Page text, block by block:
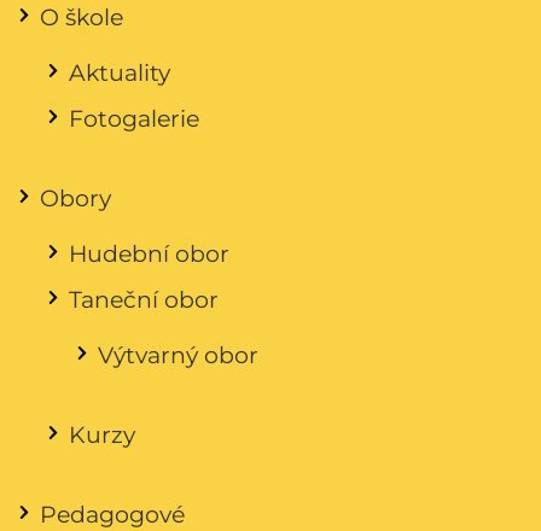
O škole
Aktuality
Fotogalerie
Obory
Hudební obor
Taneční obor
Výtvarný obor
Kurzy
Pedagogové